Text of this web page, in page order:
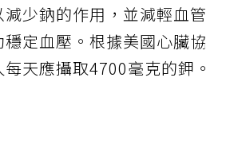
少鈉的作用，並減輕血管
定血壓。根據美國心臟協
天應攝取4700毫克的鉀。